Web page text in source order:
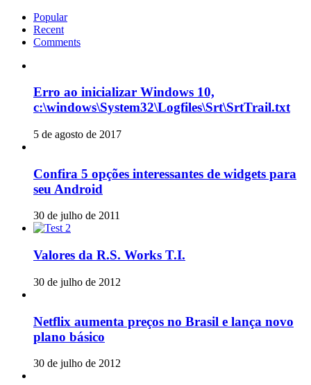
Popular
Recent
Comments
Erro ao inicializar Windows 10,
c:\windows\System32\Logfiles\Srt\SrtTrail.txt
5 de agosto de 2017
Confira 5 opções interessantes de widgets para
seu Android
30 de julho de 2011
Valores da R.S. Works T.I.
30 de julho de 2012
Netflix aumenta preços no Brasil e lança novo
plano básico
30 de julho de 2012